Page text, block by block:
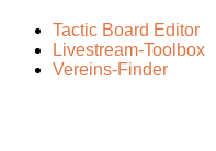
Tactic Board Editor
Livestream-Toolbox
Vereins-Finder